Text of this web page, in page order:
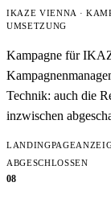
IKAZE VIENNA ·
UMSETZUNG
Kampagne für
Technik: auch die
inzwischen
LANDINGPAGE
ABGESCHLOSSEN
08